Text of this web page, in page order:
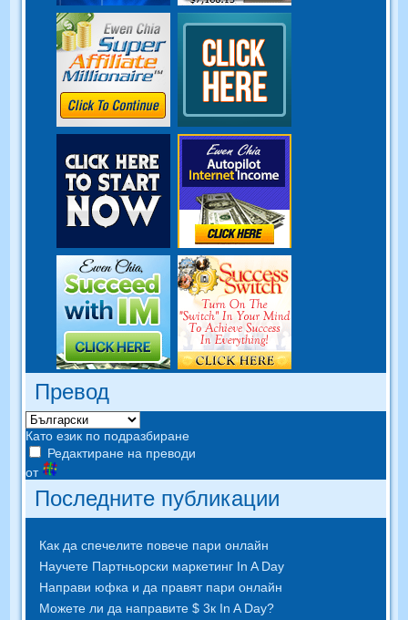
Превод
Като език по подразбиране
Редактиране на преводи
от
Последните публикации
Как да спечелите повече пари онлайн
Научете Партньорски маркетинг In A Day
Направи юфка и да правят пари онлайн
Можете ли да направите $ 3к In A Day?